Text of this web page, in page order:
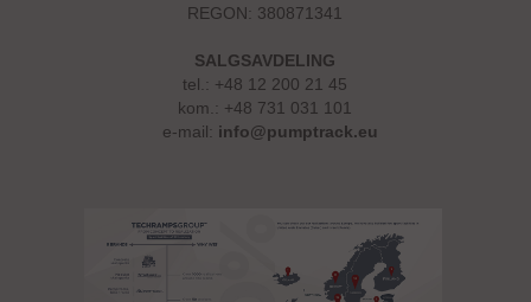
REGON: 380871341
SALGSAVDELING
tel.: +48 12 200 21 45
kom.: +48 731 031 101
e-mail: info@pumptrack.eu